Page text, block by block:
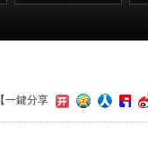
【一鍵分享